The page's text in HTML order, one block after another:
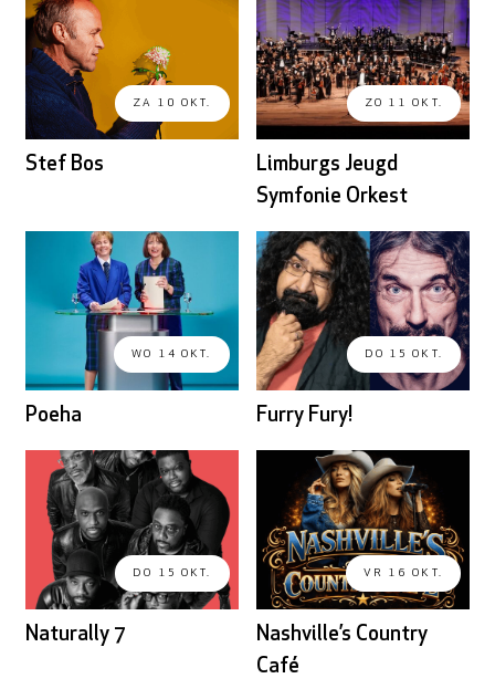
ZA 10 OKT.
Stef Bos
ZO 11 OKT.
Limburgs Jeugd
Symfonie Orkest
WO 14 OKT.
Poeha
DO 15 OKT.
Furry Fury!
DO 15 OKT.
Naturally 7
VR 16 OKT.
Nashville’s Country
Café